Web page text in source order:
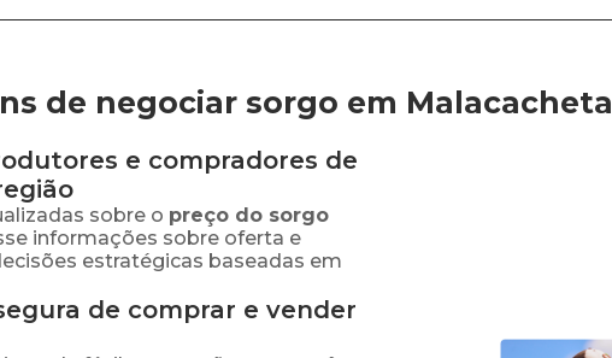
de negociar sorgo em Malacacheta
e compradores de
sobre o preço do sorgo
informações sobre oferta e
estratégicas baseadas em
de comprar e vender